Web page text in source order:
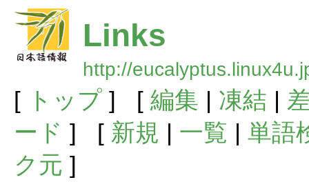
Links
http://
[ トップ] [ 編集 | 凍結 |
ード ] [ 新規 | 一覧 | 単語
ク元 ]